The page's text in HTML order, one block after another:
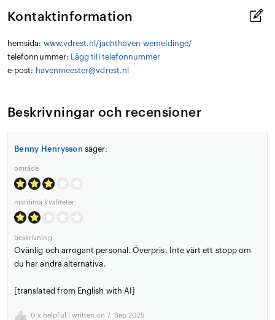
Kontaktinformation
hemsida: www.vdrest.nl/jachthaven-wemeldinge/
telefonnummer:
Lägg till telefonnummer
e-post: havenmeester@vdrest.nl
Beskrivningar och recensioner
Benny Henrysson säger:
område
maritima kvaliteter
beskrivning
Ovänlig och arrogant personal. Överpris. Inte värt ett stopp om
du har andra alternativa.
[translated from English with AI]
0 x helpful | written on 7. Sep 2025